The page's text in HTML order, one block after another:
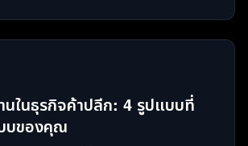
ในธุรกิจค้าปลีก: 4 รูปแบบที่
บของคุณ